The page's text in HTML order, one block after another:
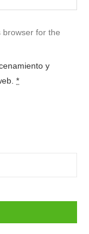
browser for the
y
*